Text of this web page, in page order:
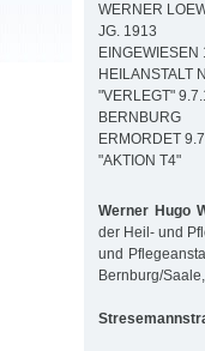
WERNER
JG. 1913
EINGEWIESEN
HEILANSTALT
"VERLEGT"
BERNBURG
ERMORDET
"AKTION T4"
Werner Hugo
der Heil- und
und
Bernburg/